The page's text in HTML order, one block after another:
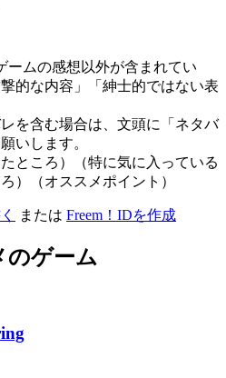
ームの感想以外が含まれてい
的な内容」「紳士的ではない表
を含む場合は、文頭に「ネタバ
いします。
ところ）（特に気に入っている
）（オススメポイント）
または Freem！IDを作成
のゲーム